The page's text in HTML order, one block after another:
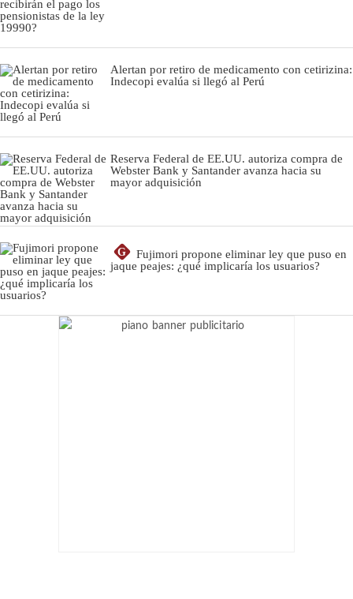
Alertan por retiro de medicamento con cetirizina:
Indecopi evalúa si llegó al Perú
Reserva Federal de EE.UU. autoriza compra de
Webster Bank y Santander avanza hacia su
mayor adquisición
G
Fujimori propone eliminar ley que puso en
jaque peajes: ¿qué implicaría los usuarios?